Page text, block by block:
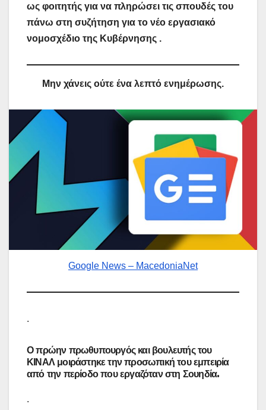
ως φοιτητής για να πληρώσει τις σπουδές του
πάνω στη συζήτηση για το νέο εργασιακό
νομοσχέδιο της Κυβέρνησης .
Μην χάνεις ούτε ένα λεπτό ενημέρωσης.
Google News – MacedoniaNet
.
Ο πρώην πρωθυπουργός και βουλευτής του
ΚΙΝΑΛ μοιράστηκε την προσωπική του εμπειρία
από την περίοδο που εργαζόταν στη Σουηδία.
.